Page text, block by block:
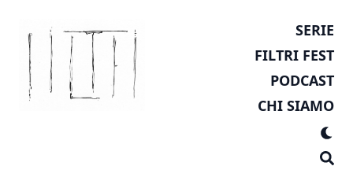
SERIE
FILTRI FEST
PODCAST
CHI SIAMO